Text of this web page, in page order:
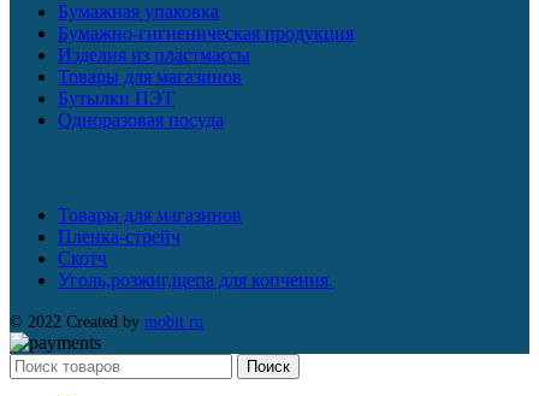
Бумажная упаковка
Бумажно-гигиеническая продукция
Изделия из пластмассы
Товары для магазинов
Бутылки ПЭТ
Одноразовая посуда
Товары для магазинов
Пленка-стрейч
Скотч
Уголь,розжиг,щепа для копчения.
© 2022 Created by mobit.ru
Поиск